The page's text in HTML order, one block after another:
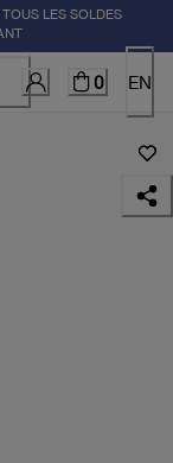
LES SOLDES
0 EN